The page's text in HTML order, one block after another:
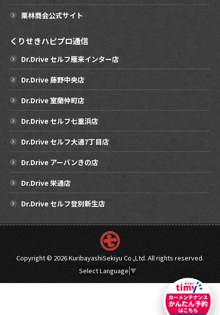
栗林商会公式サイト
くりせきハピプロ通信
Dr.Drive セルフ雁来インター店
Dr.Drive 藤野中央店
Dr.Drive 室蘭仲町店
Dr.Drive セルフ七重浜店
Dr.Drive セルフ大通7丁目店
Dr.Drive アーバンきの店
Dr.Drive 栄通店
Dr.Drive セルフ登別新生店
Copyright ©2026 KuribayashiSekiyu Co.,Ltd. All rights reserved.
Select Language ▼